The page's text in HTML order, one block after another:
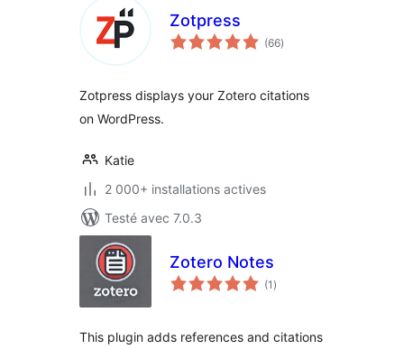
Zotpress
(66notes
en
)
Zotpress displays your Zotero citations
on WordPress.
Katie
2 000+ installations actives
Testé avec 7.0.3
Zotero Notes
(1 notes
en
)
This plugin adds references and citations